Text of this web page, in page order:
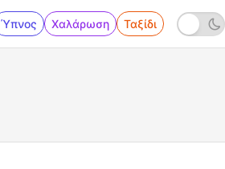
Ύπνος Χαλάρωση Ταξίδι